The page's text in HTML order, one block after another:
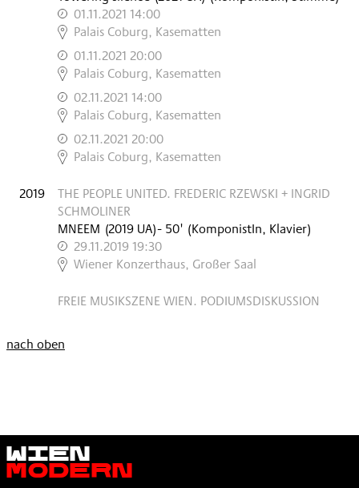
01.11.2021 14:00
,
Palais Coburg, Kasematten
01.11.2021 20:00
,
Palais Coburg, Kasematten
02.11.2021 14:00
,
Palais Coburg, Kasematten
02.11.2021 20:00
,
Palais Coburg, Kasematten
2019
THE PEOPLE UNITED. FREDERIC RZEWSKI + INGRID
SCHMOLINER
MNEEM (2019 UA)- 50' (KomponistIn, Klavier)
29.11.2019 19:30
,
Wiener Konzerthaus, Großer Saal
FREIE MUSIKSZENE WIEN. PODIUMSDISKUSSION
nach oben
Wien
Modern